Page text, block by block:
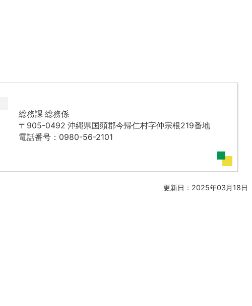
総務課 総務係
〒905-0492 沖縄県国頭郡今帰仁村字仲宗根219番地
電話番号：0980-56-2101
更新日：2025年03月18日